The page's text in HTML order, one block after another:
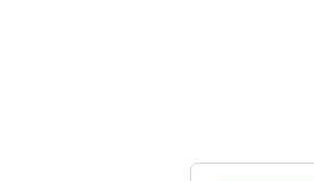
הטרור,
מתקפת